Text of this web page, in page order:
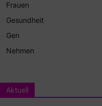
Frauen
Gesundheit
Gen
Nehmen
Aktuell